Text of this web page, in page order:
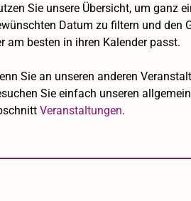
Sie unsere Übersicht, um ganz
Datum zu filtern und den
am besten in ihren Kalender passt.
Sie an unseren anderen
Sie einfach unseren
Veranstaltungen.